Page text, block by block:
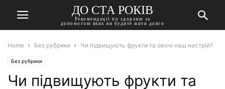
ДО СТА РОКІВ
Рекомендації по здоровю за
допомогою яких ви будите жити довго
Home Без рубрики Чи підвищують фрукти та овочі наш настрій?
Без рубрики
Чи підвищують фрукти та